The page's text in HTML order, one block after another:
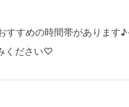
すすめの時間帯があります
ください♡